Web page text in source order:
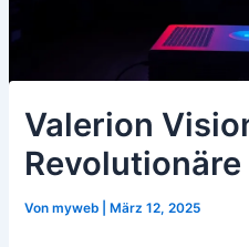
Valerion
Vonmyweb März 12, 2025